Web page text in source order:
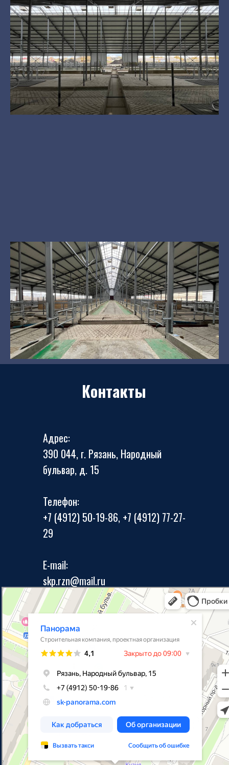
Контакты
Адрес:
390 044, г. Рязань, Народный
бульвар, д. 15
Телефон:
+7 (4912) 50-19-86, +7 (4912) 77-27-
29
E-mail:
skp.rzn@mail.ru
Панорама
Строительная компания в Рязани
Проектная организация в Рязани